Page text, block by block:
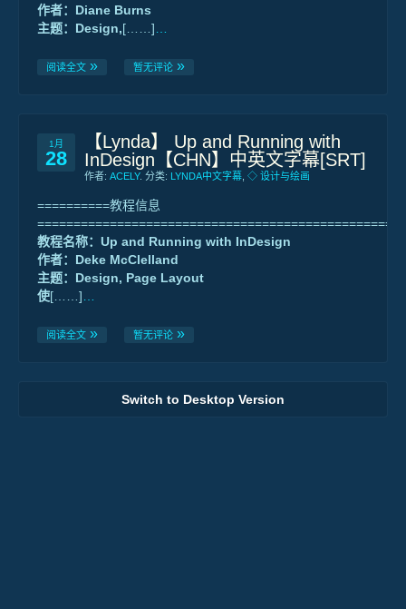
作者：Diane Burns
主题：Design,[……]
阅读全文 暂无评论
1月
28
【Lynda】 Up and Running with
InDesign【CHN】中英文字幕[SRT]
作者: ACELY. 分类: LYNDA中文字幕 ◇ 设计与绘画
==========教程信息
教程名称：Up and Running with InDesign
作者：Deke McClelland
主题：Design, Page Layout
使[……]
阅读全文 暂无评论
Switch to Desktop Version